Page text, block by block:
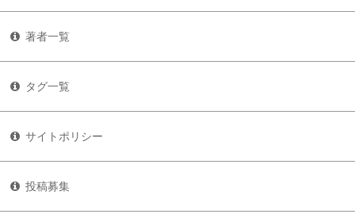
著者一覧
タグ一覧
サイトポリシー
投稿募集